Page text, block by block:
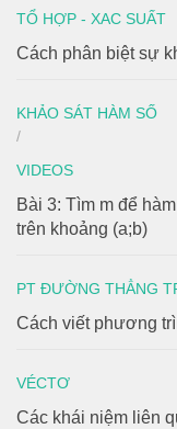
TỔ HỢP - XAC SUẤT
Cách phân biệt sự
KHẢO SÁT HÀM SỐ
/
VIDEOS
Bài 3: Tìm m để
trên khoảng (a;b)
PT ĐƯỜNG THẲNG
Cách viết phương
VÉCTƠ
Các khái niệm liên